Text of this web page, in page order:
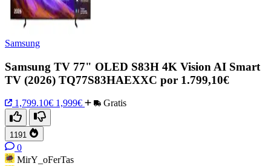
Samsung
Samsung TV 77" OLED S83H 4K Vision AI Smart
TV (2026) TQ77S83HAEXXC por 1.799,10€
1,799.10€ 1,999€ Gratis
1191
0
MirY_oFerTas